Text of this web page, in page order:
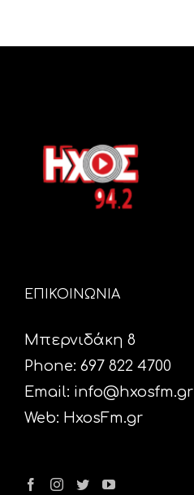
ΕΠΙΚΟΙΝΩΝΙΑ
Μπερνιδάκη 8
Phone: 697 822 4700
Email: info@hxosfm.gr
Web: HxosFm.gr